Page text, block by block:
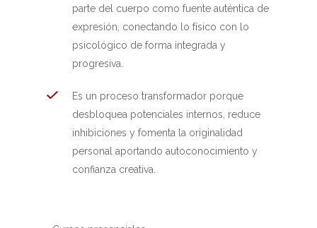
parte del cuerpo como fuente auténtica de
expresión, conectando lo físico con lo
psicológico de forma integrada y
progresiva.
Es un proceso transformador porque
desbloquea potenciales internos, reduce
inhibiciones y fomenta la originalidad
personal aportando autoconocimiento y
confianza creativa.